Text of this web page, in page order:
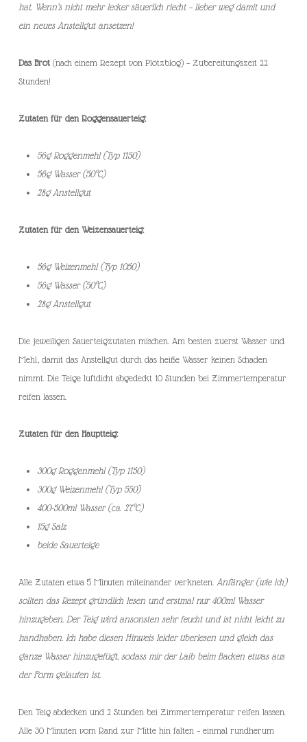
hat. Wenn’s nicht mehr lecker säuerlich riecht – lieber weg damit und
ein neues Anstellgut ansetzen!
Das Brot (nach einem Rezept von Plötzblog) – Zubereitungszeit 22
Stunden!
Zutaten für den Roggensauerteig:
56g Roggenmehl (Typ 1150)
56g Wasser (50°C)
28g Anstellgut
Zutaten für den Weizensauerteig:
56g Weizenmehl (Typ 1050)
56g Wasser (50°C)
28g Anstellgut
Die jeweiligen Sauerteigzutaten mischen. Am besten zuerst Wasser und
Mehl, damit das Anstellgut durch das heiße Wasser keinen Schaden
nimmt. Die Teige luftdicht abgedeckt 10 Stunden bei Zimmertemperatur
reifen lassen.
Zutaten für den Hauptteig:
300g Roggenmehl (Typ 1150)
300g Weizenmehl (Typ 550)
400-500ml Wasser (ca. 27°C)
15g Salz
beide Sauerteige
Alle Zutaten etwa 5 Minuten miteinander verkneten. Anfänger (wie ich)
sollten das Rezept gründlich lesen und erstmal nur 400ml Wasser
hinzugeben. Der Teig wird ansonsten sehr feucht und ist nicht leicht zu
handhaben. Ich habe diesen Hinweis leider überlesen und gleich das
ganze Wasser hinzugefügt, sodass mir der Laib beim Backen etwas aus
der Form gelaufen ist.
Den Teig abdecken und 2 Stunden bei Zimmertemperatur reifen lassen.
Alle 30 Minuten vom Rand zur Mitte hin falten – einmal rundherum